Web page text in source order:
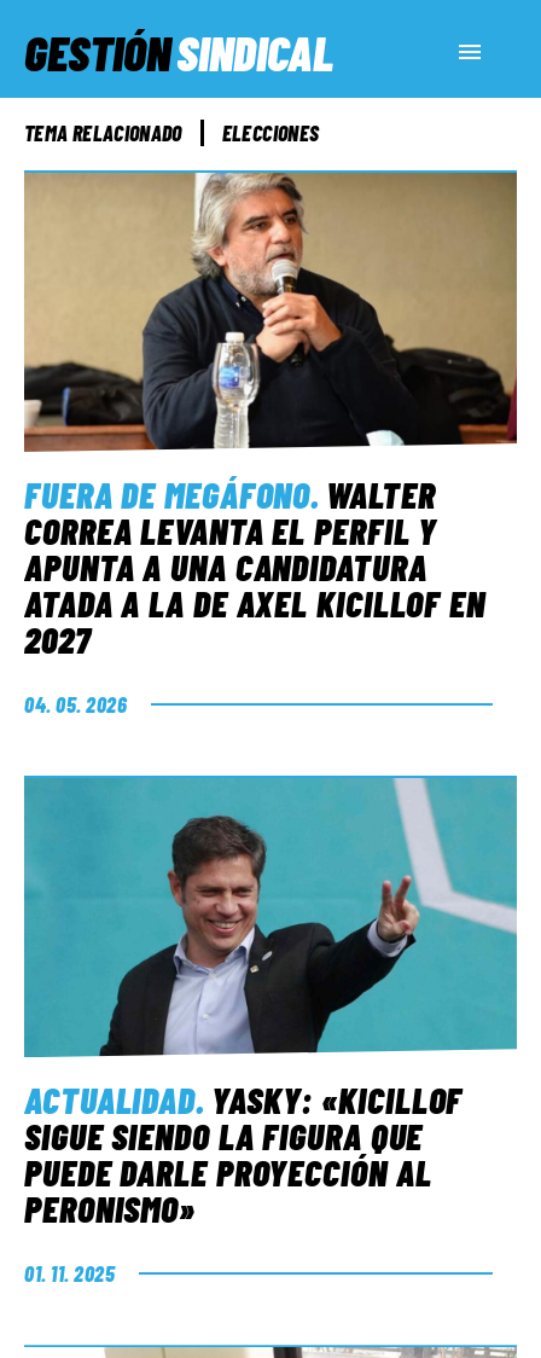
GESTIÓNSINDICAL
ACTUALIDAD
SERVICIOS SOCIALES
INFORMES ESPECIALES
FUERA DE MEGÁFONO
EL LADO «G»
TEMA RELACIONADO ELECCIONES
FUERA DE MEGÁFONO. WALTER
CORREA LEVANTA EL PERFIL Y
APUNTA A UNA CANDIDATURA
ATADA A LA DE AXEL KICILLOF EN
2027
04. 05. 2026
ACTUALIDAD. YASKY: «KICILLOF
SIGUE SIENDO LA FIGURA QUE
PUEDE DARLE PROYECCIÓN AL
PERONISMO»
01. 11. 2025